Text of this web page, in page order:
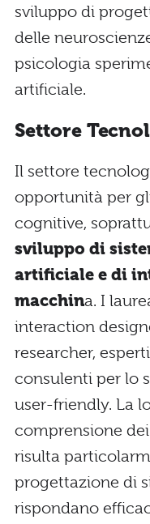
sviluppo di
delle
psicologia
artificiale.
Settore
Il settore
opportunità per
cognitive,
sviluppo di
artificiale e di
macchina. I
interaction
researcher,
consulenti per lo
user-friendly. La
comprensione
risulta
progettazione di
rispondano